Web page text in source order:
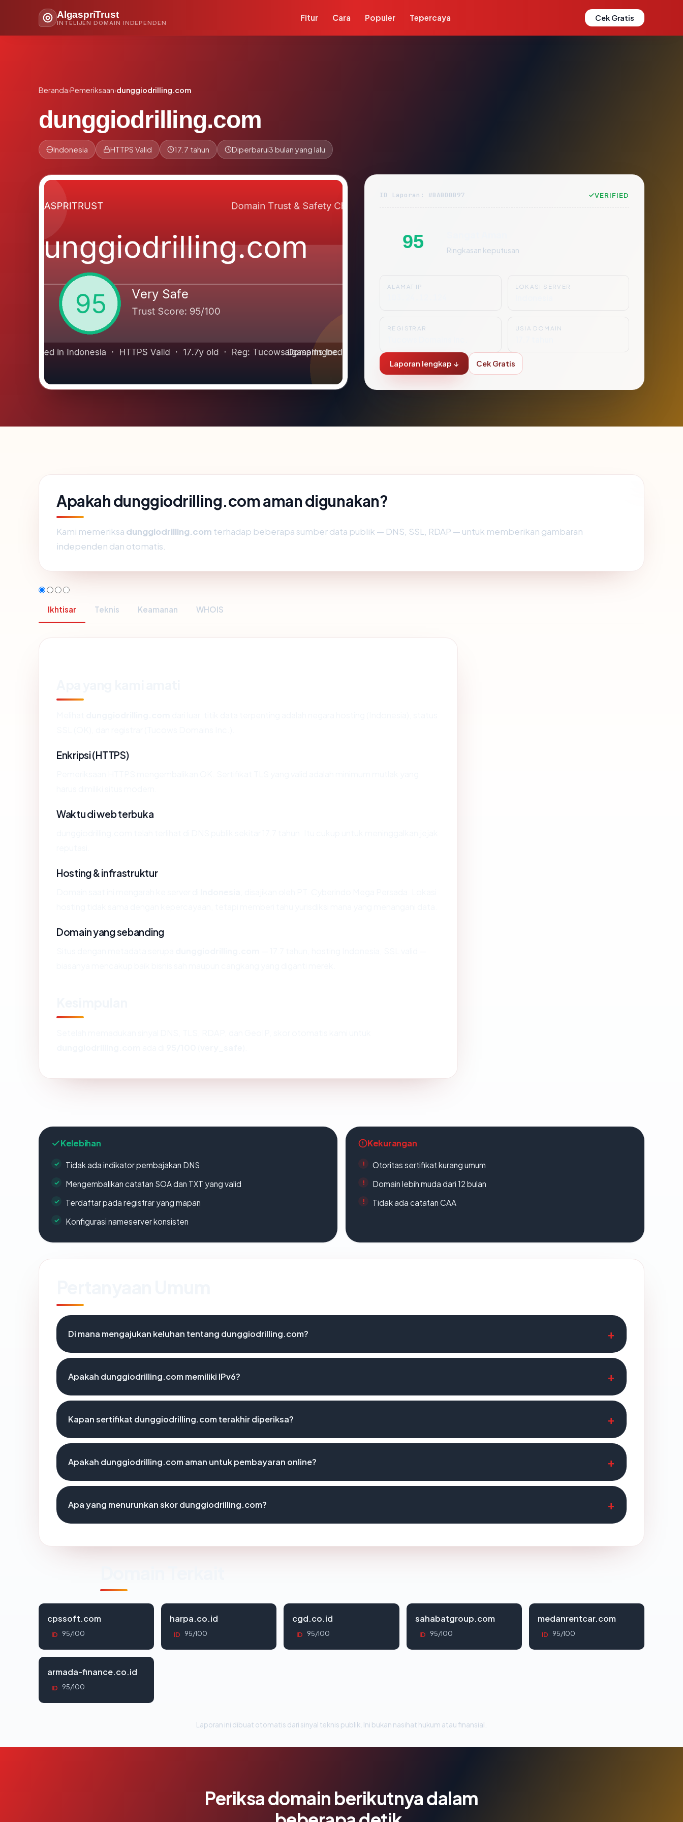
AlgaspriTrust
INTELIJEN DOMAIN INDEPENDEN
Fitur Cara Populer Tepercaya Cek Gratis
Beranda›Pemeriksaan›dunggiodrilling.com
dunggiodrilling.com
Indonesia HTTPS Valid 17.7 tahun Diperbarui3 bulan yang lalu
ID Laporan: #BABD0B97 VERIFIED
95 Ringkasan keputusan
ALAMAT IP LOKASI SERVER
REGISTRAR USIA DOMAIN
Laporan lengkap ↓ Cek Gratis
Apakah dunggiodrilling.com aman digunakan?
Kami memeriksa dunggiodrilling.com terhadap beberapa sumber data publik — DNS, SSL, RDAP — untuk memberikan gambaran
independen dan otomatis.
Ikhtisar Teknis Keamanan WHOIS
Enkripsi (HTTPS)
Waktu di web terbuka
Hosting & infrastruktur
Domain yang sebanding
Kelebihan
Tidak ada indikator pembajakan DNS
Mengembalikan catatan SOA dan TXT yang valid
Terdaftar pada registrar yang mapan
Konfigurasi nameserver konsisten
Kekurangan
Otoritas sertifikat kurang umum
Domain lebih muda dari 12 bulan
Tidak ada catatan CAA
Di mana mengajukan keluhan tentang dunggiodrilling.com?
Apakah dunggiodrilling.com memiliki IPv6?
Kapan sertifikat dunggiodrilling.com terakhir diperiksa?
Apakah dunggiodrilling.com aman untuk pembayaran online?
Apa yang menurunkan skor dunggiodrilling.com?
cpssoft.com
ID 95/100
harpa.co.id
ID 95/100
cgd.co.id
ID 95/100
sahabatgroup.com
ID 95/100
medanrentcar.com
ID 95/100
armada-finance.co.id
ID 95/100
Laporan ini dibuat otomatis dari sinyal teknis publik. Ini bukan nasihat hukum atau finansial.
Periksa domain berikutnya dalam